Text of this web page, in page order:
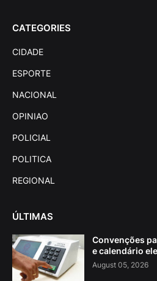
CATEGORIES
CIDADE
ESPORTE
NACIONAL
OPINIAO
POLICIAL
POLITICA
REGIONAL
ÚLTIMAS
Convenções
e calendário
August 05, 2026